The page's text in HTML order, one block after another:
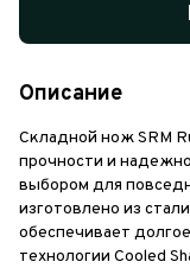
Описание
Складной нож SRM
прочности и
выбором для
изготовлено из
обеспечивает
технологии Cooled